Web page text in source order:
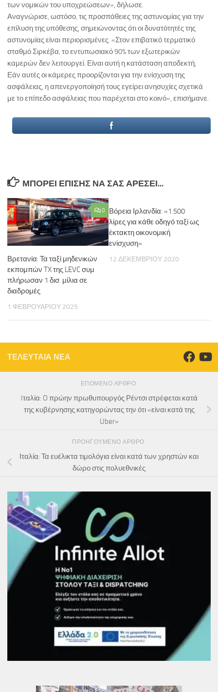
των νομικών του υποχρεώσεων», δήλωσε.
Αναγνώρισε, ωστόσο, τις προσπάθειες της αστυνομίας για την
επίλυση της υπόθεσης, σημειώνοντας ότι οι δυνατότητές της
αστυνομίας είναι περιορισμένες. «Στον επιβατικό τερματικό
σταθμό Σιρκέβα, το εντυπωσιακό 90% των εξωτερικών
καμερών δεν λειτουργεί. Είναι αυτή η κατάσταση αποδεκτή;
Εάν αυτές οι κάμερες προορίζονται για την ενίσχυση της
ασφάλειας, η απενεργοποίησή τους εγείρει ανησυχίες σχετικά
με το επίπεδο ασφάλειας που παρέχεται στο κοινό», επισήμανε.
ΜΠΟΡΕΊ ΕΠΊΣΗΣ ΝΑ ΣΑΣ ΑΡΈΣΕΙ...
0
Βρετανία: Τα ταξί μηδενικών
εκπομπών TX της LEVC συμ
πλήρωσαν 1 δισ. μίλια σε
διαδρομές
1 ΦΕΒΡΟΥΑΡΊΟΥ 2025
Βόρεια Ιρλανδία: «1.500
λίρες για κάθε οδηγό ταξί ως
έκτακτη οικονομική
ενίσχυση»
12 ΔΕΚΕΜΒΡΊΟΥ 2020
ΤΕΛΕΥΤΑΙΑ ΝΕΑ
ΕΠΌΜΕΝΟ ΆΡΘΡΟ
Iταλία: O πρώην πρωθυπουργός Ρέντσι στρέφεται κατά
της κυβέρνησης κατηγορώντας την ότι «είναι κατά της
Uber»
ΠΡΟΗΓΟΎΜΕΝΟ ΆΡΘΡΟ
Ιταλία: Τα ευέλικτα τιμολόγια είναι κατά των χρηστών και
δώρο στις πολυεθνικές